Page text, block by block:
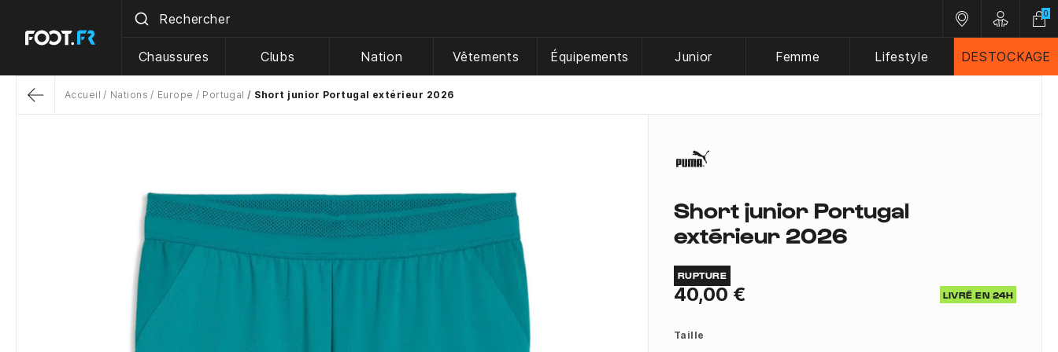
Nos magasins
Customer
0
Chaussures Clubs Nation Vêtements Équipements Junior Femme Lifestyle DESTOCKAGE
Accueil Nations Europe Portugal Short junior Portugal extérieur 2026
Short junior Portugal
extérieur 2026
RUPTURE
40,00 € LIVRÉ EN 24H
Taille